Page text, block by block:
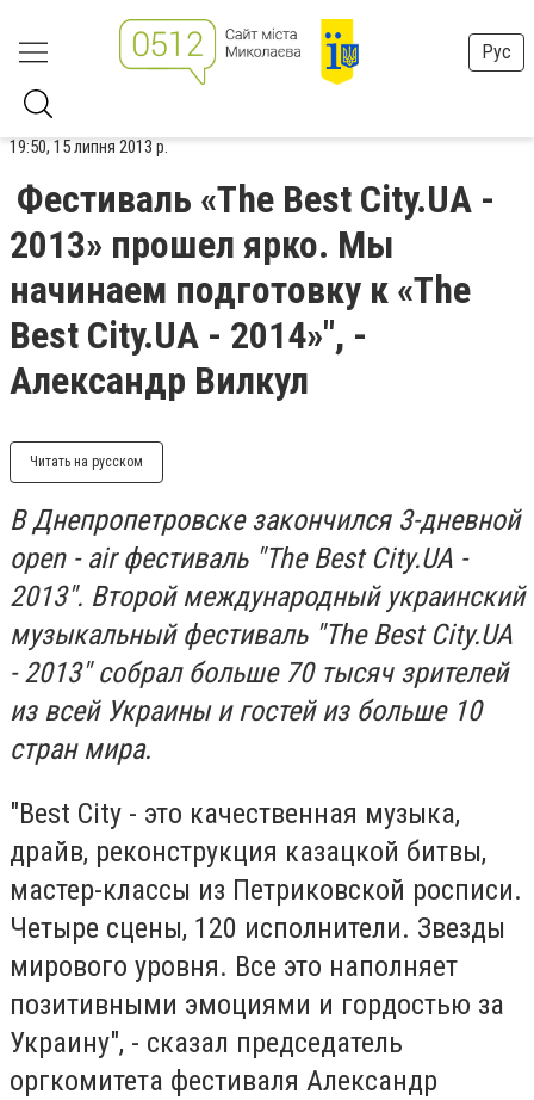
Рус
19:50, 15 липня 2013 р.
Фестиваль «The Best City.UA -
2013» прошел ярко. Мы
начинаем подготовку к «The
Best City.UA - 2014»", -
Александр Вилкул
Читать на русском
В Днепропетровске закончился 3-дневной
open - air фестиваль "The Best City.UA -
2013". Второй международный украинский
музыкальный фестиваль "The Best City.UA
- 2013" собрал больше 70 тысяч зрителей
из всей Украины и гостей из больше 10
стран мира.
"Best City - это качественная музыка,
драйв, реконструкция казацкой битвы,
мастер-классы из Петриковской росписи.
Четыре сцены, 120 исполнители. Звезды
мирового уровня. Все это наполняет
позитивными эмоциями и гордостью за
Украину", - сказал председатель
оргкомитета фестиваля Александр